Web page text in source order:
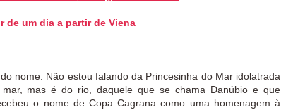
de um dia a partir de Viena
nome. Não estou falando da Princesinha do Mar idolatrada
mas é do rio, daquele que se chama Danúbio e que
o nome de Copa Cagrana como uma homenagem à